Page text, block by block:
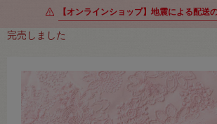
【オンラインショップ】地震による配送
完売しました